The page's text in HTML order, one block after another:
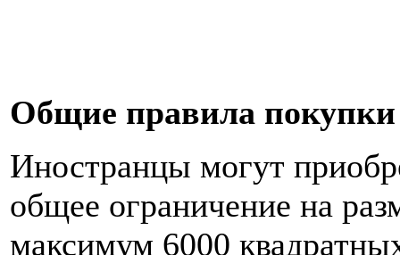
Общие правила
Иностранцы могут
общее ограничение на
максимум 6000